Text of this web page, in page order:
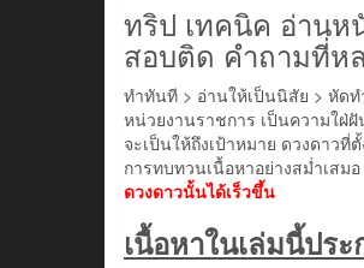
ทริป เทคนิค อ่านห
สอบติด คำถามที่ห
ทำทันที > อ่านให้เป็นนิสัย > หัดท
หน่วยงานราชการ เป็นความใฝ่
จะเป็นให้ถึงเป้าหมาย ดวงดาวที่
การทบทวนเนื้อหาอย่างสม่ำเสม
ดวงดาวนั้นได้เร็วขึ้น
เนื้อหาในเล่มนี้ปร